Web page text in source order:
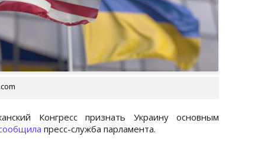
Конгресс признать Украину основным
пресс-служба парламента.